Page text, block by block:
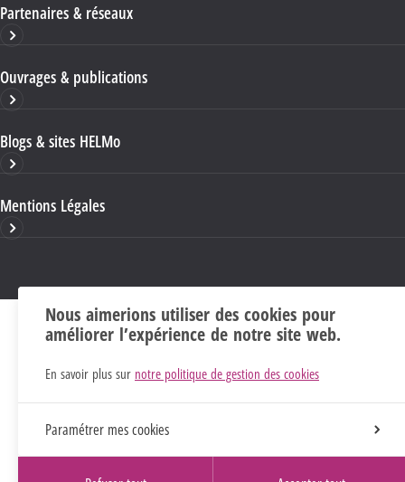
Partenaires & réseaux
Ouvrages & publications
Blogs & sites HELMo
Mentions Légales
Nous aimerions utiliser des cookies pour
améliorer l’expérience de notre site web.
En savoir plus sur notre politique de gestion des cookies
Paramétrer mes cookies